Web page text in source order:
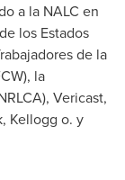
a la NALC en
los Estados
de la
la
Vericast,
Kellogg o. y